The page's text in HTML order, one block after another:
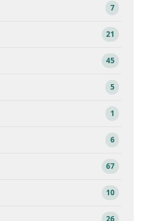
7
21
45
5
1
6
67
10